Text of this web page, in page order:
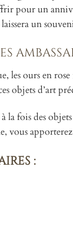
pour un
un
les ours en
objets d’art
la fois des
vous
: